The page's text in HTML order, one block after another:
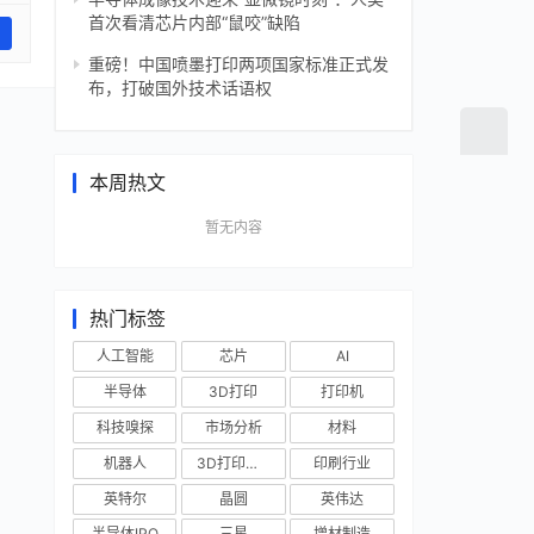
首次看清芯片内部“鼠咬”缺陷
重磅！中国喷墨打印两项国家标准正式发
布，打破国外技术话语权
本周热文
暂无内容
热门标签
人工智能 芯片
AI
半导体
3D打印
打印机
科技嗅探
市场分析
材料
机器人
3D打印技术
印刷行业
英特尔
晶圆
英伟达